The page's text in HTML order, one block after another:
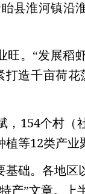
县淮河镇沿
。“发展稻
打造千亩荷
154个村（
植等12类产业
础。各地区
产”文章。上